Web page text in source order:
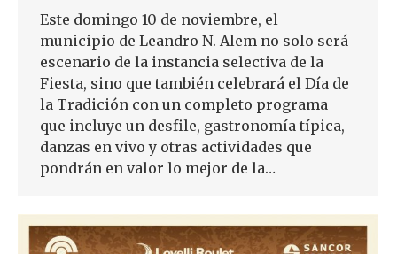
Este domingo 10 de noviembre, el
municipio de Leandro N. Alem no solo será
escenario de la instancia selectiva de la
Fiesta, sino que también celebrará el Día de
la Tradición con un completo programa
que incluye un desfile, gastronomía típica,
danzas en vivo y otras actividades que
pondrán en valor lo mejor de la…